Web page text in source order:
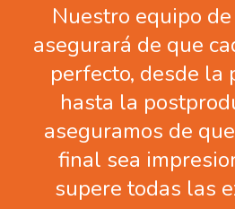
Nuestro equipo
asegurará de que
perfecto, desde la
hasta la
aseguramos de
final sea
supere todas las